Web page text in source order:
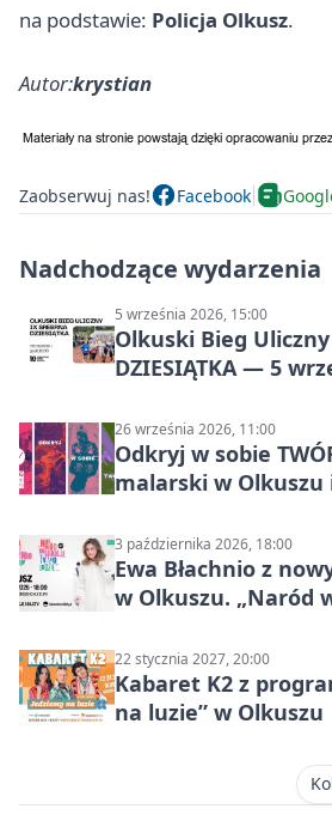
na podstawie: Policja Olkusz.
Autor:krystian
Zaobserwuj nas! Facebook
Nadchodzące wydarzenia
5 września 2026, 15:00
Olkuski Bieg Uliczny
DZIESIĄTKA — 5
26 września 2026, 11:00
Odkryj w sobie
malarski w Olkuszu
3 października 2026, 18:00
Ewa Błachnio z
w Olkuszu. „Naród
22 stycznia 2027, 20:00
Kabaret K2 z
na luzie” w Olkuszu